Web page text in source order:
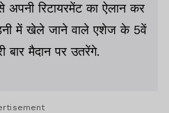
रिटायरमेंट का ऐलान कर
में खेले जाने वाले एशेज के 5वें
मैदान पर उतरेंगे.